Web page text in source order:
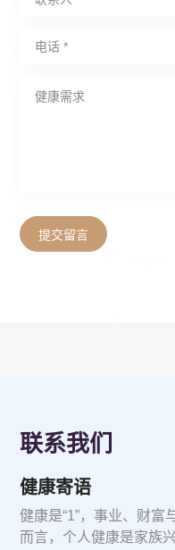
提交留言
联系我们
健康寄语
健康是“1”，事业、财富
而言，个人健康是家族